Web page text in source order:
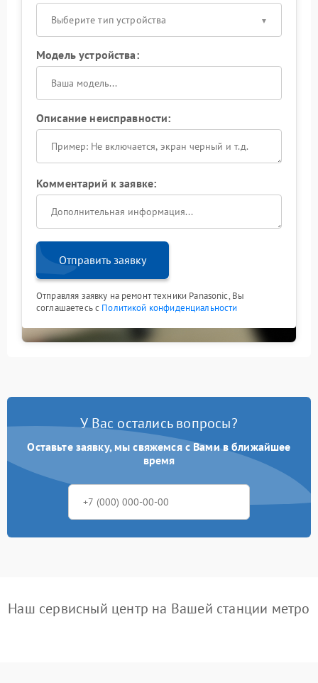
Выберите тип устройства
Модель устройства:
Описание неисправности:
Комментарий к заявке:
Отправить заявку
Отправляя заявку на ремонт техники Panasonic, Вы
соглашаетесь с Политикой конфиденциальности
У Вас остались вопросы?
Оставьте заявку, мы свяжемся с Вами в ближайшее
время
Наш сервисный центр на Вашей станции метро